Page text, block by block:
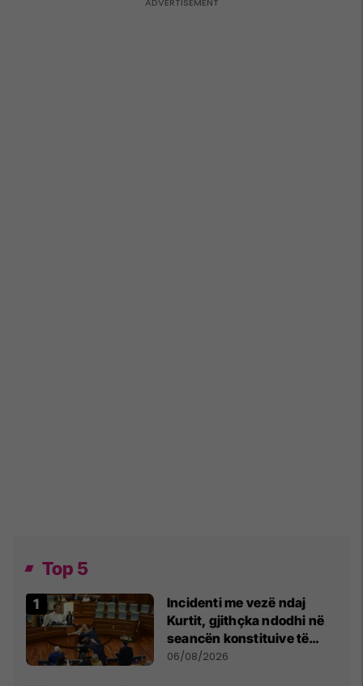
Top 5
Incidenti me vezë ndaj
Kurtit, gjithçka ndodhi në
seancën konstituive të
Kuvendit
06/08/2026